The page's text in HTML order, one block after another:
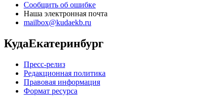
Сообщить об ошибке
Наша электронная почта
mailbox@kudaekb.ru
КудаЕкатеринбург
Пресс-релиз
Редакционная политика
Правовая информация
Формат ресурса